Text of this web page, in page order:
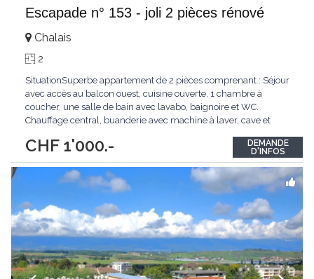
Escapade n° 153 - joli 2 pièces rénové
CHF 1'000.-
Chalais
2
SituationSuperbe appartement de 2 pièces comprenant : Séjour
avec accès au balcon ouest, cuisine ouverte, 1 chambre à
coucher, une salle de bain avec lavabo, baignoire et WC.
Chauffage central, buanderie avec machine à laver, cave et
NON FUMEUR, animaux sur demande. Conditions : Disponible...
DEMANDE
D'INFOS